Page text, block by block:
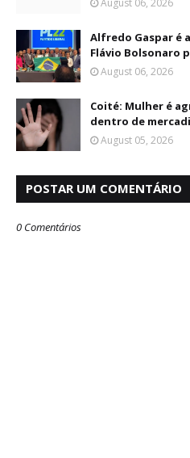
August 06, 2026
Alfredo Gaspar é
Flávio Bolsonaro
August 06, 2026
Coité: Mulher é
dentro de
August 05, 2026
POSTAR UM COMENTÁRIO
0 Comentários